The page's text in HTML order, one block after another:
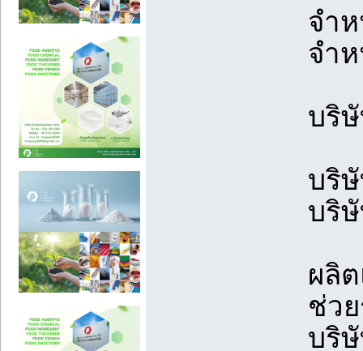
จำ
จำ
บริ
บริ
บริ
ผลิ
ช่ว
บริ